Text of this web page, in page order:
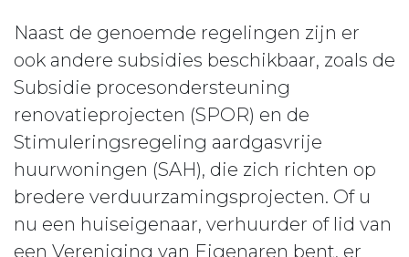
Naast de genoemde regelingen zijn er
ook andere subsidies beschikbaar, zoals de
Subsidie procesondersteuning
renovatieprojecten (SPOR) en de
Stimuleringsregeling aardgasvrije
huurwoningen (SAH), die zich richten op
bredere verduurzamingsprojecten. Of u
nu een huiseigenaar, verhuurder of lid van
een Vereniging van Eigenaren bent, er